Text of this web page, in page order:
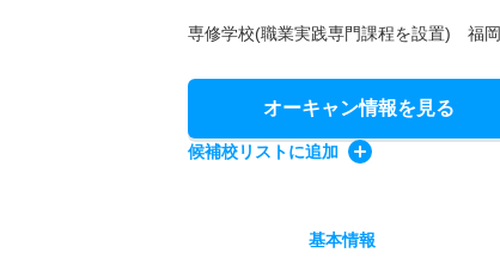
専修学校(職業実践専門課程を設置) 福岡
オーキャン情報を見る
候補校リストに追加
基本情報